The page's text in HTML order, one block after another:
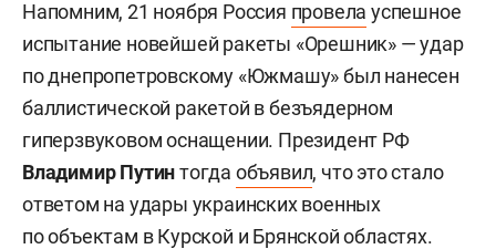
Напомним, 21 ноября Россия провела успешное
испытание новейшей ракеты «Орешник» — удар
по днепропетровскому «Южмашу» был нанесен
баллистической ракетой в безъядерном
гиперзвуковом оснащении. Президент РФ
Владимир Путинтогда объявил, что это стало
ответом на удары украинских военных
по объектам в Курской и Брянской областях.